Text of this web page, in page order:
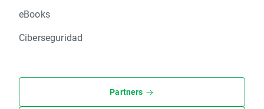
eBooks
Ciberseguridad
Partners